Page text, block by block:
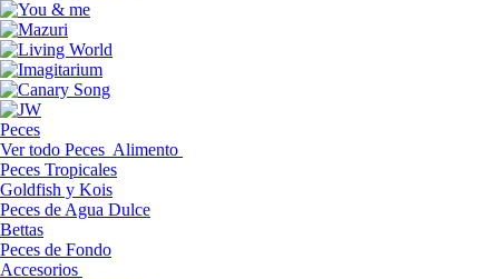
Peces
Ver todo Peces Alimento
Peces Tropicales
Goldfish y Kois
Peces de Agua Dulce
Bettas
Peces de Fondo
Accesorios